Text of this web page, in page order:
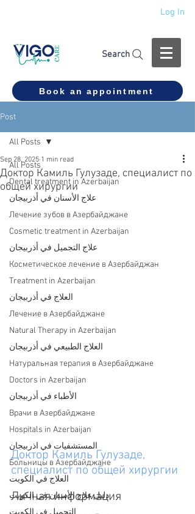
Log In
Search
Book an appointment
Post
All Posts
Dental treatment in Azerbaijan
علاج الأسنان في أذربيجان
Лечение зубов в Азербайджане
Cosmetic treatment in Azerbaijan
علاج التجميل في أذربيجان
Косметическое лечение в Азербайджан
Treatment in Azerbaijan
العلاج في أذربيجان
Лечение в Азербайджане
Natural Therapy in Azerbaijan
العلاج الطبيعي في أذربيجان
Натуральная терапия в Азербайджане
Doctors in Azerbaijan
الأطباء في أذربيجان
Врачи в Азербайджане
Hospitals in Azerbaijan
المستشفيات في اذربيجان
Больницы в Азербайджане
العلاج في الكويت
دليل علاج الأسنان في الكويت
All Posts
Доктор Камиль Гулузаде, специалист по
общей хирургии
Sep 28, 2025 1 min read
Доктор Камиль Гулузаде,
специалист по общей хирургии
Личная информация